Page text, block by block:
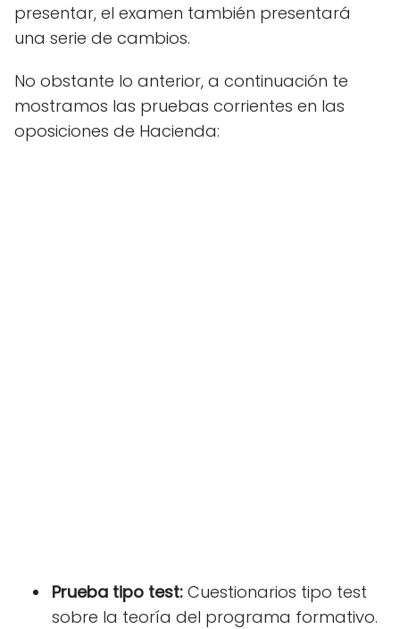
presentar, el examen también presentará
una serie de cambios.
No obstante lo anterior, a continuación te
mostramos las pruebas corrientes en las
oposiciones de Hacienda:
Prueba tipo test: Cuestionarios tipo test
sobre la teoría del programa formativo.